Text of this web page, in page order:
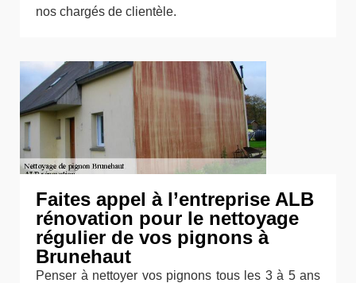
nos chargés de clientèle.
Faites appel à l’entreprise ALB
rénovation pour le nettoyage
régulier de vos pignons à
Brunehaut
Penser à nettoyer vos pignons tous les 3 à 5 ans